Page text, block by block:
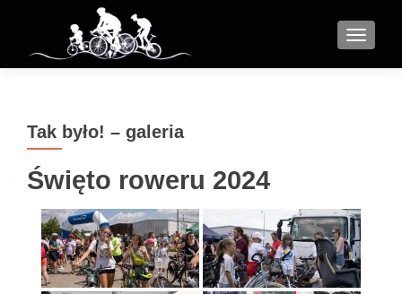
MENU
Tak było! – galeria
Święto roweru 2024